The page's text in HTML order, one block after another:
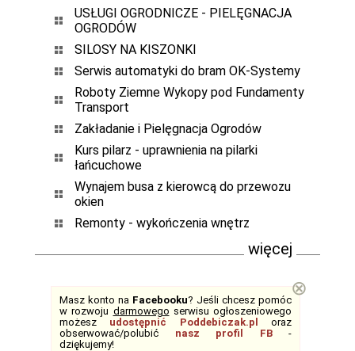
USŁUGI OGRODNICZE - PIELĘGNACJA
OGRODÓW
SILOSY NA KISZONKI
Serwis automatyki do bram OK-Systemy
Roboty Ziemne Wykopy pod Fundamenty
Transport
Zakładanie i Pielęgnacja Ogrodów
Kurs pilarz - uprawnienia na pilarki
łańcuchowe
Wynajem busa z kierowcą do przewozu
okien
Remonty - wykończenia wnętrz
więcej
Masz konto na Facebooku? Jeśli chcesz pomóc
w rozwoju darmowego serwisu ogłoszeniowego
możesz udostępnić Poddebiczak.pl
oraz
obserwować/polubić nasz profil FB-
dziękujemy!
⊗